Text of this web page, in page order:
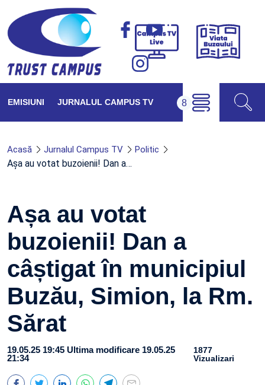
Campus
Viața
EMISIUNI JURNALUL CAMPUS TV
Acasă Jurnalul Campus TV Politic
Așa au votat buzoienii! Dan a…
Așa au votat
buzoienii! Dan a
câștigat în municipiul
Buzău, Simion, la Rm.
Sărat
19.05.25 19:45 Ultima modificare 19.05.25
21:34
1877
Vizualizari